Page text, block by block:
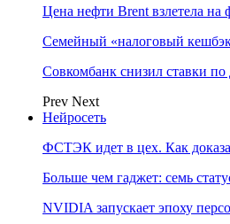
Цена нефти Brent взлетела
Семейный «налоговый
Совкомбанк снизил ставки
Prev Next
Нейросеть
ФСТЭК идет в цех. Как
Больше чем гаджет: семь
NVIDIA запускает эпоху